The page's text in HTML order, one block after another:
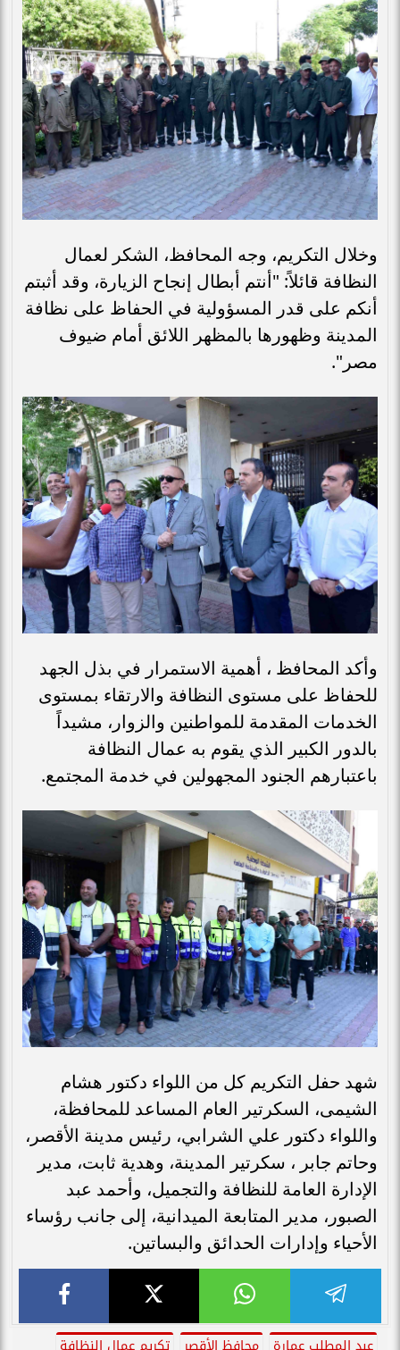
وخلال التكريم، وجه المحافظ، الشكر لعمال
النظافة قائلاً: "أنتم أبطال إنجاح الزيارة، وقد أثبتم
أنكم على قدر المسؤولية في الحفاظ على نظافة
المدينة وظهورها بالمظهر اللائق أمام ضيوف
مصر".
وأكد المحافظ ، أهمية الاستمرار في بذل الجهد
للحفاظ على مستوى النظافة والارتقاء بمستوى
الخدمات المقدمة للمواطنين والزوار، مشيداً
بالدور الكبير الذي يقوم به عمال النظافة
باعتبارهم الجنود المجهولين في خدمة المجتمع.
شهد حفل التكريم كل من اللواء دكتور هشام
الشيمى، السكرتير العام المساعد للمحافظة،
واللواء دكتور علي الشرابي، رئيس مدينة الأقصر،
وحاتم جابر ، سكرتير المدينة، وهدية ثابت، مدير
الإدارة العامة للنظافة والتجميل، وأحمد عبد
الصبور، مدير المتابعة الميدانية، إلى جانب رؤساء
الأحياء وإدارات الحدائق والبساتين.